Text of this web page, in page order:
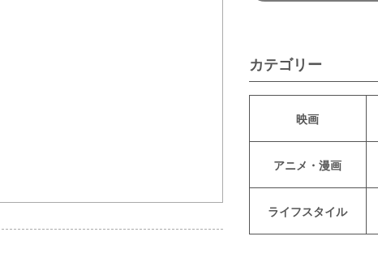
カテゴリー
映画
アニメ・漫画
ライフスタイル